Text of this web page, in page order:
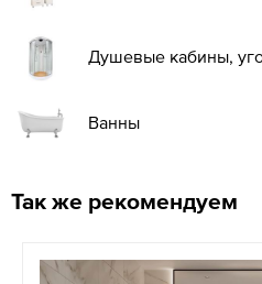
Душевые кабины,
Ванны
Так же рекомендуем